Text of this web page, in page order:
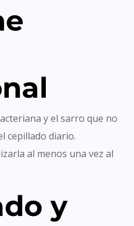
y el sarro que no
cepillado diario.
al menos una vez al
y